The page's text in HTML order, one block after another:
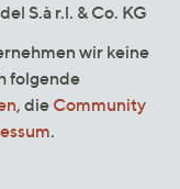
S.à r.l. & Co. KG
wir keine
folgende
, die Community
.